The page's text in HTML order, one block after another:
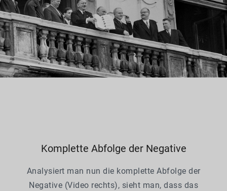
Komplette Abfolge der Negative
Analysiert man nun die komplette Abfolge der
Negative (Video rechts), sieht man, dass das